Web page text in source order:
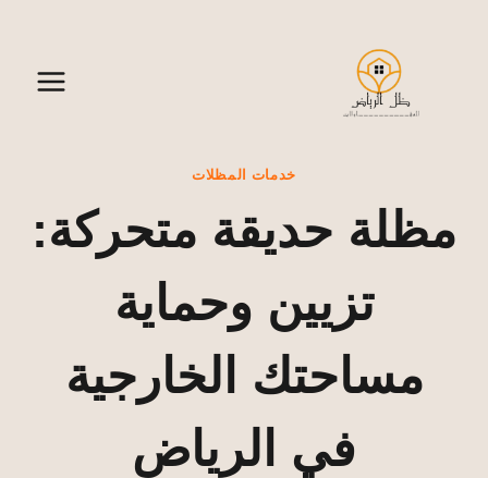
خدمات المظلات
مظلة حديقة متحركة:
تزيين وحماية
مساحتك الخارجية
في الرياض